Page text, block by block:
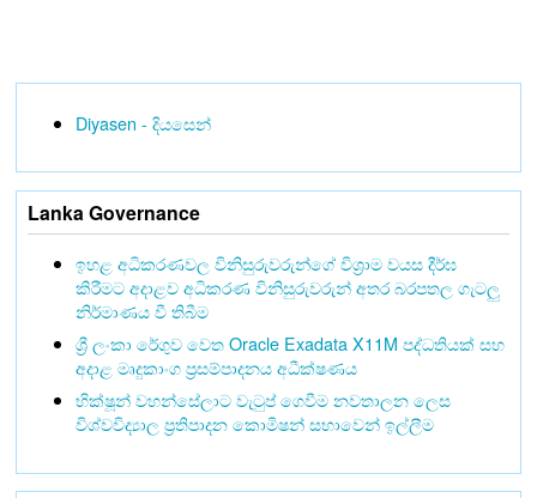
Diyasen - දියසෙන්
Lanka Governance
ඉහළ අධිකරණවල විනිසුරුවරුන්ගේ විශ්‍රාම වයස දීර්ඝ
කිරීමට අදාළව අධිකරණ විනිසුරුවරුන් අතර බරපතල ගැටලු
නිර්මාණය වී තිබීම
ශ්‍රී ලංකා රේගුව වෙත Oracle Exadata X11M පද්ධතියක් සහ
අදාළ මෘදුකාංග ප්‍රසම්පාදනය අධීක්ෂණය
භික්ෂූන් වහන්සේලාට වැටුප් ගෙවීම නවතාලන ලෙස
විශ්වවිද්‍යාල ප්‍රතිපාදන කොමිෂන් සභාවෙන් ඉල්ලීම